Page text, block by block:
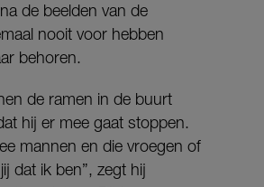
de beelden van de
nooit voor hebben
behoren.
de ramen in de buurt
hij er mee gaat stoppen.
mannen en die vroegen of
dat ik ben”, zegt hij